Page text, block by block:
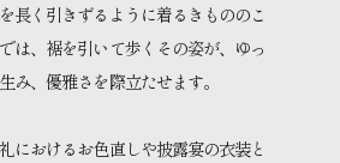
長く引きずるように着るきもののこ
は、裾を引いて歩くその姿が、ゆっ
み、優雅さを際立たせます。
におけるお色直しや披露宴の衣装と